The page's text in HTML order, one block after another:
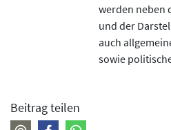
werden neben
und der
auch
sowie
Beitrag teilen